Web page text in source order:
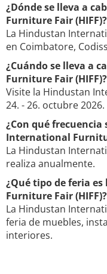
¿Dónde se lleva a
Furniture Fair (HIFF)?
La Hindustan
en Coimbatore,
¿Cuándo se lleva a
Furniture Fair (HIFF)?
Visite la Hindustan
24. - 26. octubre 2026.
¿Con qué
International
La Hindustan
realiza anualmente.
¿Qué tipo de feria
Furniture Fair (HIFF)?
La Hindustan
feria de muebles,
interiores.